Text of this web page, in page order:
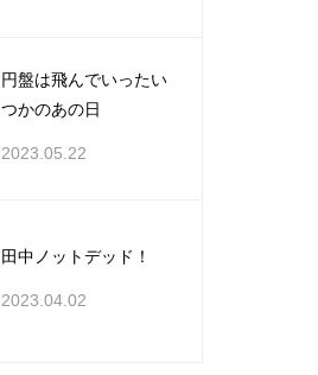
円盤は飛んでいったい
つかのあの日
2023.05.22
田中ノットデッド！
2023.04.02